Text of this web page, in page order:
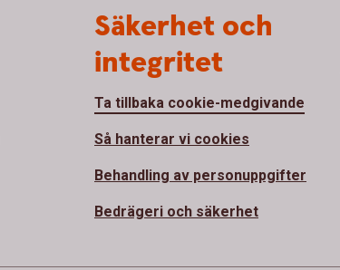
Säkerhet och
integritet
Ta tillbaka cookie-medgivande
Så hanterar vi cookies
Behandling av personuppgifter
Bedrägeri och säkerhet